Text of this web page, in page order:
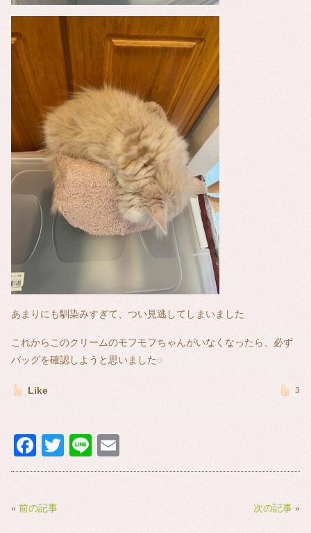
あまりにも馴染みすぎて、つい見逃してしまいました
これからこのクリームのモフモフちゃんがいなくなったら、必ず
バッグを確認しようと思いました‎◌
Like 3
Fa
ce
ok
T
wi
Li
ne m
« 前の記事 次の記事 »